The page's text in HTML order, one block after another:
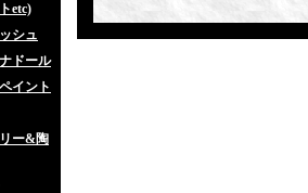
etc)
シュ
ドール
イント
ー&陶